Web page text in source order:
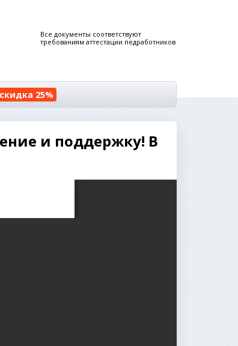
Все документы соответствуют
требованиям аттестации педработников
скидка 25%
и поддержку! В